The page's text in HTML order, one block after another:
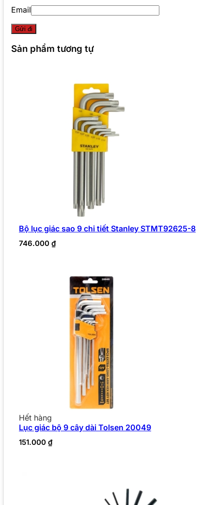
Email
Sản phẩm tương tự
Bộ lục giác sao 9 chi tiết Stanley STMT92625-8
746.000 ₫
Hết hàng
Lục giác bộ 9 cây dài Tolsen 20049
151.000 ₫